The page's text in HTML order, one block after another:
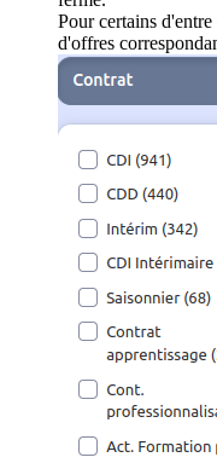
Pour certains
d'offres